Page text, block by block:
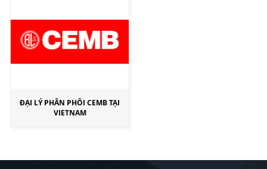
ĐẠI LÝ PHÂN PHÔI CEMB TẠI
VIETNAM